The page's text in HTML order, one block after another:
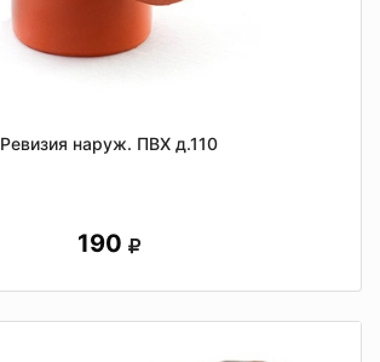
Ревизия наруж. ПВХ д.110
190